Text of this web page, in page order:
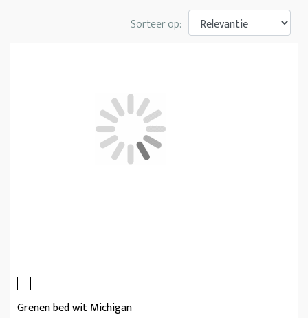
Sorteer op:
Grenen bed wit Michigan